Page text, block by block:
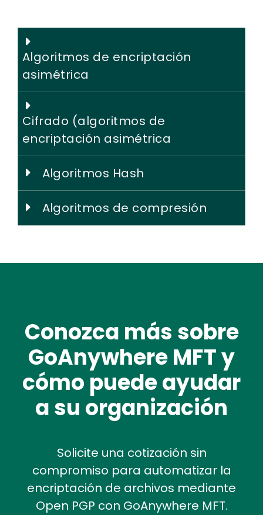
Algoritmos de encriptación
asimétrica
Cifrado (algoritmos de
encriptación asimétrica
Algoritmos Hash
Algoritmos de compresión
Conozca más sobre
GoAnywhere MFT y
cómo puede ayudar
a su organización
Solicite una cotización sin
compromiso para automatizar la
encriptación de archivos mediante
Open PGP con GoAnywhere MFT.